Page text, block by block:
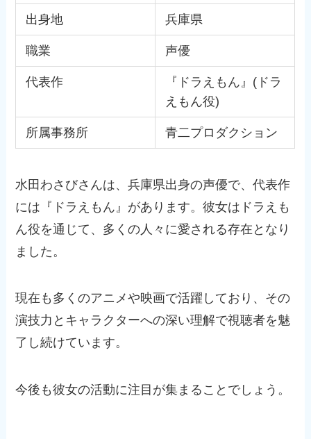
出身地 兵庫県
職業 声優
代表作
『ドラえもん』(ドラ
えもん役)
所属事務所 青二プロダクション
水田わさびさんは、兵庫県出身の声優で、代表作
には『ドラえもん』があります。彼女はドラえも
ん役を通じて、多くの人々に愛される存在となり
ました。
現在も多くのアニメや映画で活躍しており、その
演技力とキャラクターへの深い理解で視聴者を魅
了し続けています。
今後も彼女の活動に注目が集まることでしょう。